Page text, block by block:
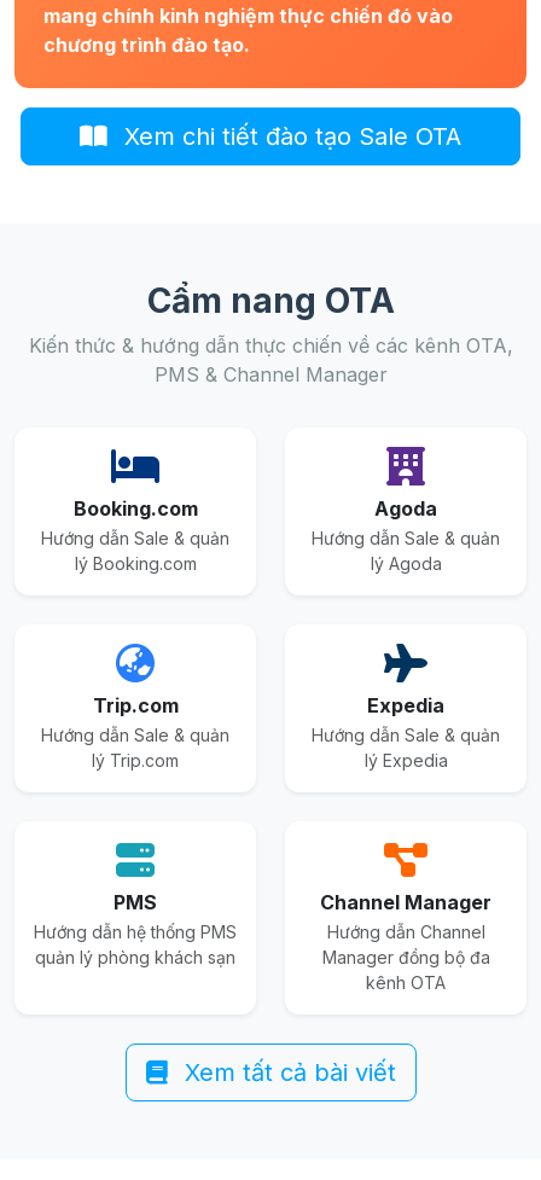
mang chính kinh nghiệm thực chiến đó vào
chương trình đào tạo.
Xem chi tiết đào tạo Sale OTA
Cẩm nang OTA
Kiến thức & hướng dẫn thực chiến về các kênh OTA,
PMS & Channel Manager
Booking.com
Hướng dẫn Sale & quản
lý Booking.com
Agoda
Hướng dẫn Sale & quản
lý Agoda
Trip.com
Hướng dẫn Sale & quản
lý Trip.com
Expedia
Hướng dẫn Sale & quản
lý Expedia
PMS
Hướng dẫn hệ thống PMS
quản lý phòng khách sạn
Channel Manager
Hướng dẫn Channel
Manager đồng bộ đa
kênh OTA
Xem tất cả bài viết